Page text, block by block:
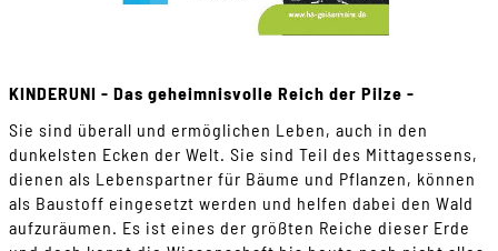
KINDERUNI - Das geheimnisvolle Reich der Pilze -
Sie sind überall und ermöglichen Leben, auch in den
dunkelsten Ecken der Welt. Sie sind Teil des Mittagessens,
dienen als Lebenspartner für Bäume und Pflanzen, können
als Baustoff eingesetzt werden und helfen dabei den Wald
aufzuräumen. Es ist eines der größten Reiche dieser Erde